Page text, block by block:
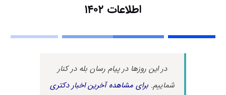
اطلاعات ۱۴۰۲
در این روزها در پیام رسان بله در کنار
شماییم.برای مشاهده آخرین اخبار دکتری